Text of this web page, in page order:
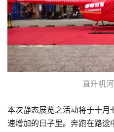
直升机
本次静态展览之活动将于十月
速增加的日子里。奔跑在路途